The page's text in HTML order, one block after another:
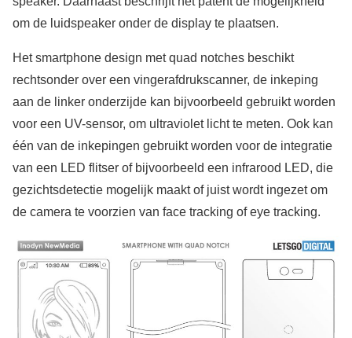
om de luidspeaker onder de display te plaatsen.
Het smartphone design met quad notches beschikt
rechtsonder over een vingerafdrukscanner, de inkeping
aan de linker onderzijde kan bijvoorbeeld gebruikt worden
voor een UV-sensor, om ultraviolet licht te meten. Ook kan
één van de inkepingen gebruikt worden voor de integratie
van een LED flitser of bijvoorbeeld een infrarood LED, die
gezichtsdetectie mogelijk maakt of juist wordt ingezet om
de camera te voorzien van face tracking of eye tracking.